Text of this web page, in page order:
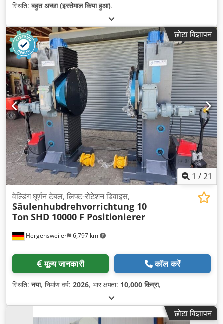
स्थिति:बहुत अच्छा (इस्तेमाल किया हुआ),
छोटा विज्ञापन
1 /21
Hergensweiler 6,797 km
वेल्डिंग घूर्णन टेबल, लिफ्ट-रोटेशन डिवाइस,
Säulenhubdrehvorrichtung 10
Ton SHD 10000 F Positionierer
मूल्य जानकारी कॉल करें
स्थिति:नया, निर्माण वर्ष: 2026, भार क्षमता: 10,000 किग्रा,
छोटा विज्ञापन